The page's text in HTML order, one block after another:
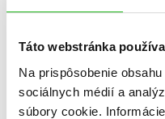
Táto webstránka
Na prispôsobenie
sociálnych médií a
súbory cookie.